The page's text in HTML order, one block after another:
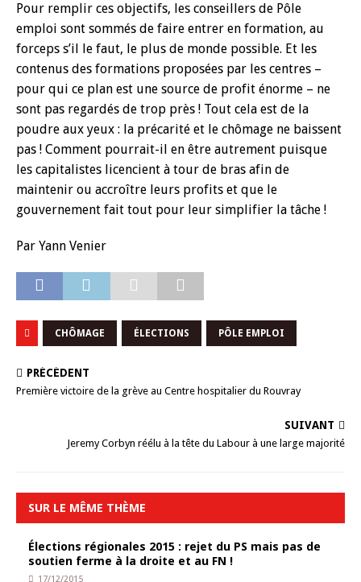
Pour remplir ces objectifs, les conseillers de Pôle
emploi sont sommés de faire entrer en formation, au
forceps s’il le faut, le plus de monde possible. Et les
contenus des formations proposées par les centres –
pour qui ce plan est une source de profit énorme – ne
sont pas regardés de trop près ! Tout cela est de la
poudre aux yeux : la précarité et le chômage ne baissent
pas ! Comment pourrait-il en être autrement puisque
les capitalistes licencient à tour de bras afin de
maintenir ou accroître leurs profits et que le
gouvernement fait tout pour leur simplifier la tâche !
Par Yann Venier
CHÔMAGE ÉLECTIONS PÔLE EMPLOI
PRÉCÉDENT
Première victoire de la grève au Centre hospitalier du Rouvray
SUIVANT
Jeremy Corbyn réélu à la tête du Labour à une large majorité
SUR LE MÊME THÈME
Élections régionales 2015 : rejet du PS mais pas de
soutien ferme à la droite et au FN !
17/12/2015